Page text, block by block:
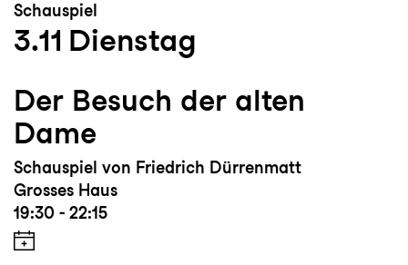
Schauspiel
3.11 Dienstag
Der Besuch der alten
Dame
Schauspiel von Friedrich Dürrenmatt
Grosses Haus
19:30 - 22:15